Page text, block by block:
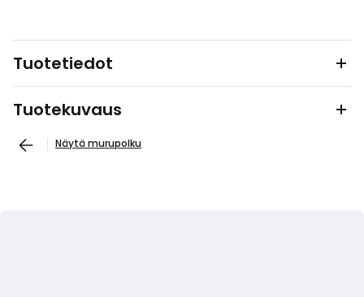
Tuotetiedot
Tuotekuvaus
Näytä murupolku